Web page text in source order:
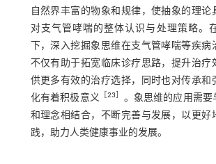
自然界丰富的物象和规律，使抽象的理论
对支气管哮喘的整体认识与处理策略。
下，深入挖掘象思维在支气管哮喘等疾病
不仅有助于拓宽临床诊疗思路，提升治疗
供更多有效的治疗选择，同时也对传承和
化有着积极意义 ［23
。象思维的应用需要
和理念相结合，不断完善与发展，以更好
践，助力人类健康事业的发展。